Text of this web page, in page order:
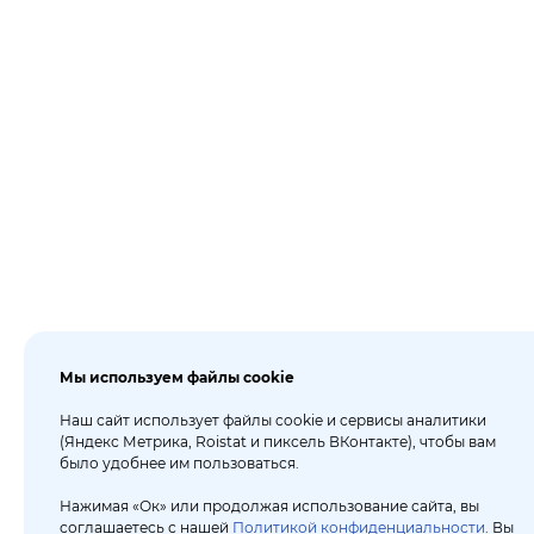
Мы используем файлы cookie
Наш сайт использует файлы cookie и сервисы аналитики
(Яндекс Метрика, Roistat и пиксель ВКонтакте), чтобы вам
было удобнее им пользоваться.
Нажимая «Ок» или продолжая использование сайта, вы
соглашаетесь с нашей Политикой конфиденциальности. Вы